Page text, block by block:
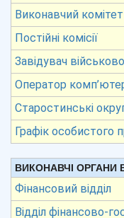
Виконавчий комітет
Постійні комісії
Завідувач
Оператор
Старостинські
Графік особистого
ВИКОНАВЧІ ОРГАНИ
Фінансовий відділ
Відділ фінансово-